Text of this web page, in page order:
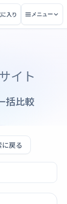
入り メニュー
イト
括比較
に戻る